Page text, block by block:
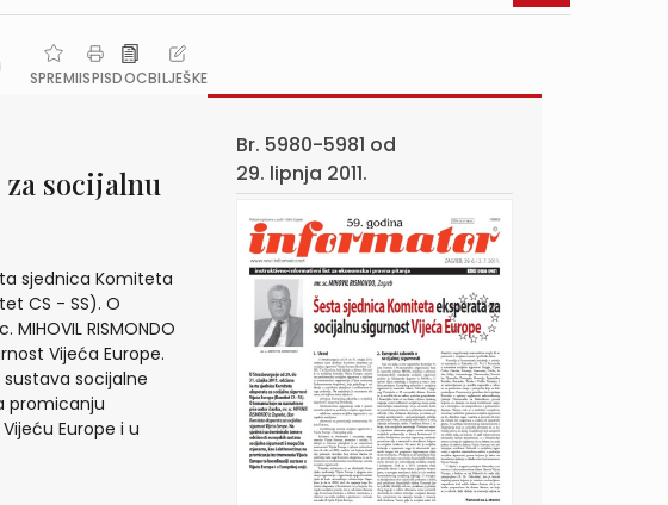
SPREMIISPISDOCBILJEŠKE
za socijalnu
sjednica Komiteta
CS - SS). O
RISMONDO
Vijeća Europe.
socijalne
promicanju
Europe i u
Br. 5980-5981 od
29. lipnja 2011.